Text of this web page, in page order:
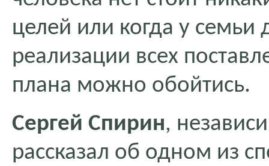
целей или когда у семьи
реализации всех
плана можно обойтись.
Сергей Спирин,
рассказал об одном из